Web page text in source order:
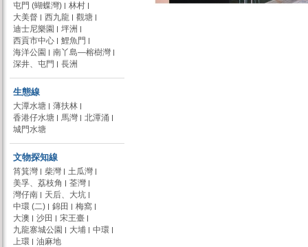
屯門 (蝴蝶灣)
林村
大美督
西九龍
觀塘
迪士尼樂園
坪洲
西貢市中心
鯉魚門
海洋公園
南丫島—榕樹灣
深井、屯門
長洲
生態線
大潭水塘
薄扶林
香港仔水塘
馬灣
北潭涌
城門水塘
文物探知線
筲箕灣 柴灣
土瓜灣
美孚、荔枝角
荃灣
灣仔南
天后、大坑
中環 (二)
錦田
梅窩
大澳
沙田
宋王臺
九龍寨城公園
大埔
中環
上環
油麻地